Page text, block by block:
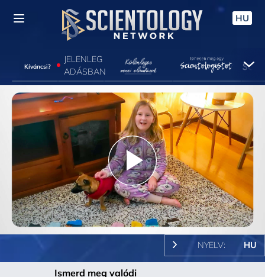
HU
Kíváncsi?
JELENLEG
ADÁSBAN
Play
Video
NYELV: HU
Ismerd meg valódi